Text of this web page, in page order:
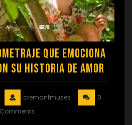
que Emociona
su Historia de Amor
cremantmuses
0
Comments